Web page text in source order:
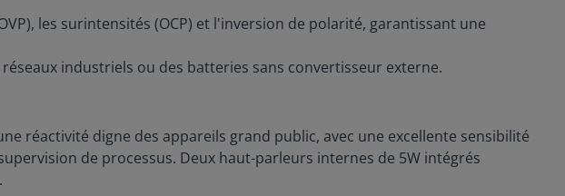
les surintensités (OCP) et l'inversion de polarité, garantissant une
industriels ou des batteries sans convertisseur externe.
réactivité digne des appareils grand public, avec une excellente sensibilité
de processus. Deux haut-parleurs internes de 5W intégrés